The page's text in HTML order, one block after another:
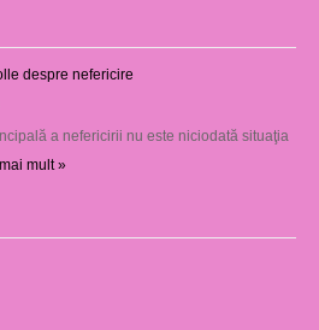
despre nefericire
a nefericirii nu este niciodată situaţia
mult »